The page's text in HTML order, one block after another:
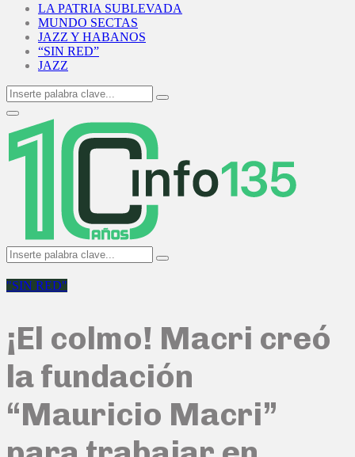
LA PATRIA SUBLEVADA
MUNDO SECTAS
JAZZ Y HABANOS
“SIN RED”
JAZZ
Search
for:
Search
Primary
Menu
Search
for:
Search
"SIN RED"
¡El colmo! Macri creó
la fundación
“Mauricio Macri”